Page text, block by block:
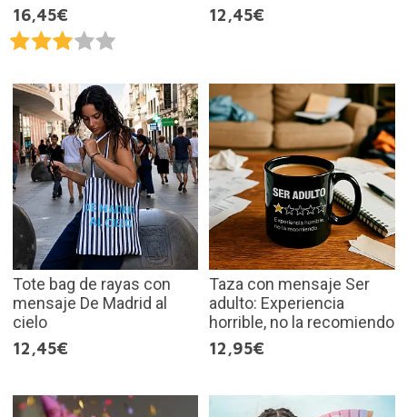
16,45€
12,45€
Tote bag de rayas con
mensaje De Madrid al
cielo
12,45€
Taza con mensaje Ser
adulto: Experiencia
horrible, no la recomiendo
12,95€